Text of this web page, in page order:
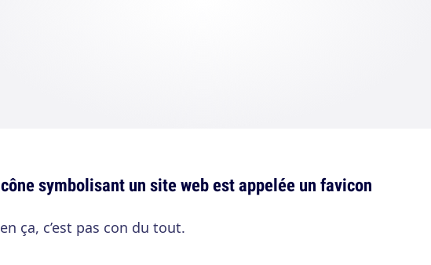
symbolisant un site web est appelée un favicon
ça, c’est pas con du tout.